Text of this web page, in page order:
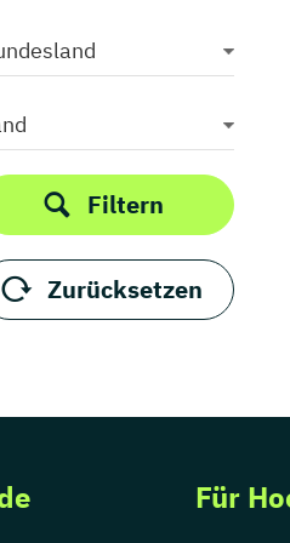
Filtern
Zurücksetzen
Für